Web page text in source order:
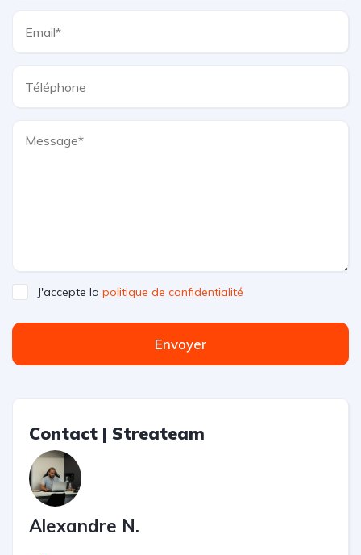
J'accepte la politique de confidentialité
Envoyer
Contact | Streateam
Alexandre N.